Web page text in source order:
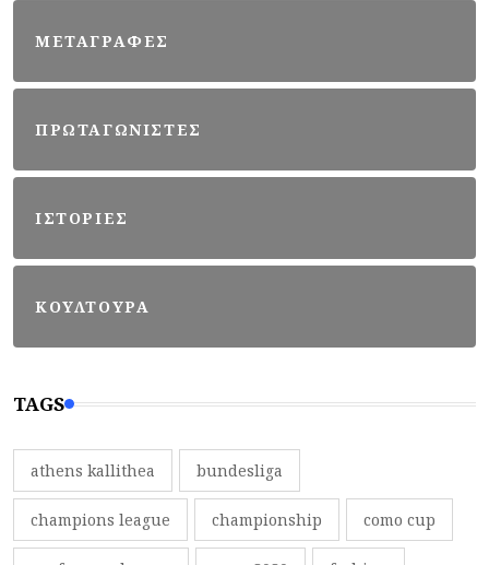
ΜΕΤΑΓΡΑΦΕΣ
ΠΡΩΤΑΓΩΝΙΣΤΕΣ
ΙΣΤΟΡΙΕΣ
ΚΟΥΛΤΟΥΡΑ
TAGS
athens kallithea bundesliga
champions league championship como cup